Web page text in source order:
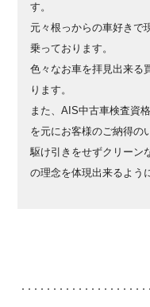
す。
元々根っからの車好きで
乗っております。
色々なお車を拝見出来る
ります。
また、AIS中古車検査資
を元にお客様のご納得の
駆け引きをせずクリーン
の理念を体現出来るよう